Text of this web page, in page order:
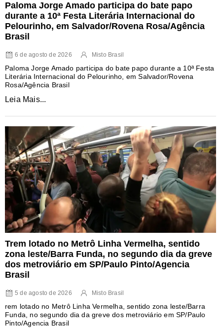
Paloma Jorge Amado participa do bate papo
durante a 10ª Festa Literária Internacional do
Pelourinho, em Salvador/Rovena Rosa/Agência
Brasil
6 de agosto de 2026 Misto Brasil
Paloma Jorge Amado participa do bate papo durante a 10ª Festa
Literária Internacional do Pelourinho, em Salvador/Rovena
Rosa/Agência Brasil
Leia Mais...
Trem lotado no Metrô Linha Vermelha, sentido
zona leste/Barra Funda, no segundo dia da greve
dos metroviário em SP/Paulo Pinto/Agencia
Brasil
5 de agosto de 2026 Misto Brasil
rem lotado no Metrô Linha Vermelha, sentido zona leste/Barra
Funda, no segundo dia da greve dos metroviário em SP/Paulo
Pinto/Agencia Brasil